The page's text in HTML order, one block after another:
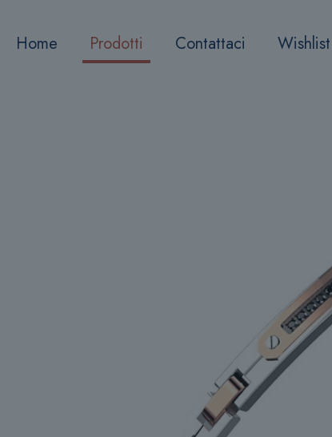
Home Prodotti Contattaci Wishlist